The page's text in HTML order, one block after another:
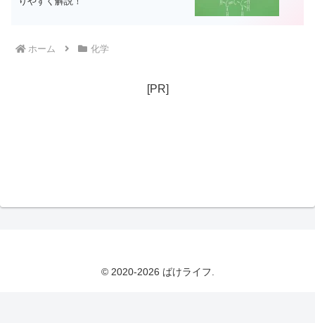
ホーム 化学
[PR]
© 2020-2026 ばけライフ.